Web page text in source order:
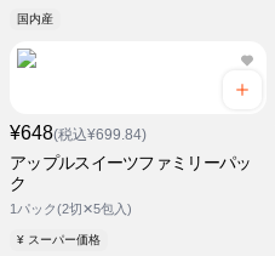
国内産
¥648(税込¥699.84)
アップルスイーツファミリーパッ
ク
1パック(2切✕5包入)
¥ スーパー価格